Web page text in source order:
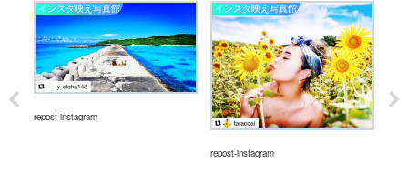
インスタ映え写真館
repost-instagram
インスタ映え写真館
repost-instagram